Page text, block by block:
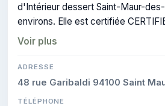
d'Intérieur dessert Saint-Maur-
environs. Elle est certifiée
conformité sur les interventions
Voir plus
ADRESSE
48 rue Garibaldi 94100 Saint
TÉLÉPHONE